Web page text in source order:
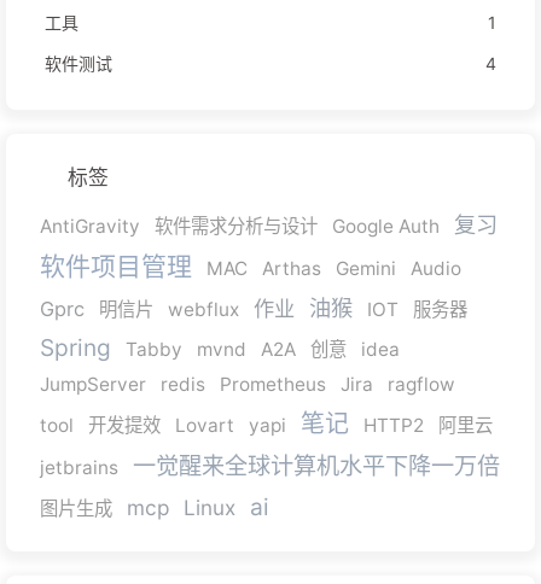
工具
1
软件测试
4
标签
AntiGravity 软件需求分析与设计 Google Auth 复习
软件项目管理 MAC Arthas Gemini Audio
Gprc 明信片 webflux 作业 油猴 IOT 服务器
Spring Tabby mvnd A2A 创意
idea
JumpServer
redis Prometheus Jira
ragflow
tool
开发提效 Lovart yapi 笔记 HTTP2
阿里云
jetbrains
一觉醒来全球计算机水平下降一万倍
图片生成 mcp Linux ai